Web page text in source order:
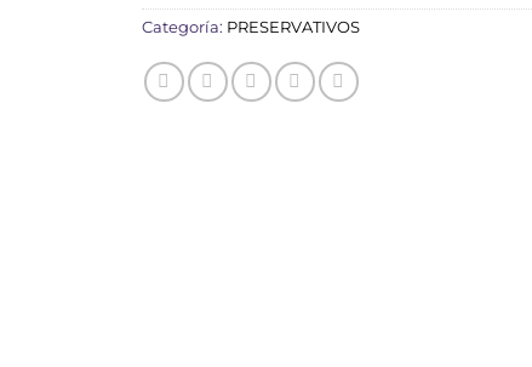
Categoría: PRESERVATIVOS